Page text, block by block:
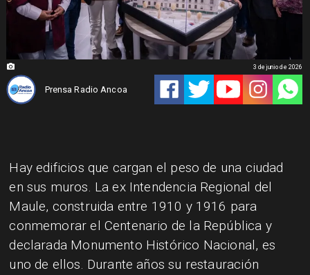
Prensa Radio Ancoa
3 de junio de 2026
Hay edificios que cargan el peso de una ciudad
en sus muros. La ex Intendencia Regional del
Maule, construida entre 1910 y 1916 para
conmemorar el Centenario de la República y
declarada Monumento Histórico Nacional, es
uno de ellos. Durante años su restauración